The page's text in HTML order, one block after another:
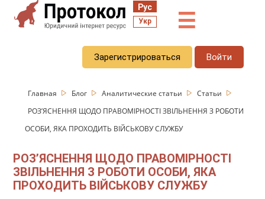
Рус
Укр ☰
Зарегистрироваться Войти
Главная Блог Аналитические статьи
Статьи
РОЗ’ЯСНЕННЯ ЩОДО ПРАВОМІРНОСТІ ЗВІЛЬНЕННЯ З РОБОТИ
ОСОБИ, ЯКА ПРОХОДИТЬ ВІЙСЬКОВУ СЛУЖБУ
РОЗ’ЯСНЕННЯ ЩОДО ПРАВОМІРНОСТІ
ЗВІЛЬНЕННЯ З РОБОТИ ОСОБИ, ЯКА
ПРОХОДИТЬ ВІЙСЬКОВУ СЛУЖБУ